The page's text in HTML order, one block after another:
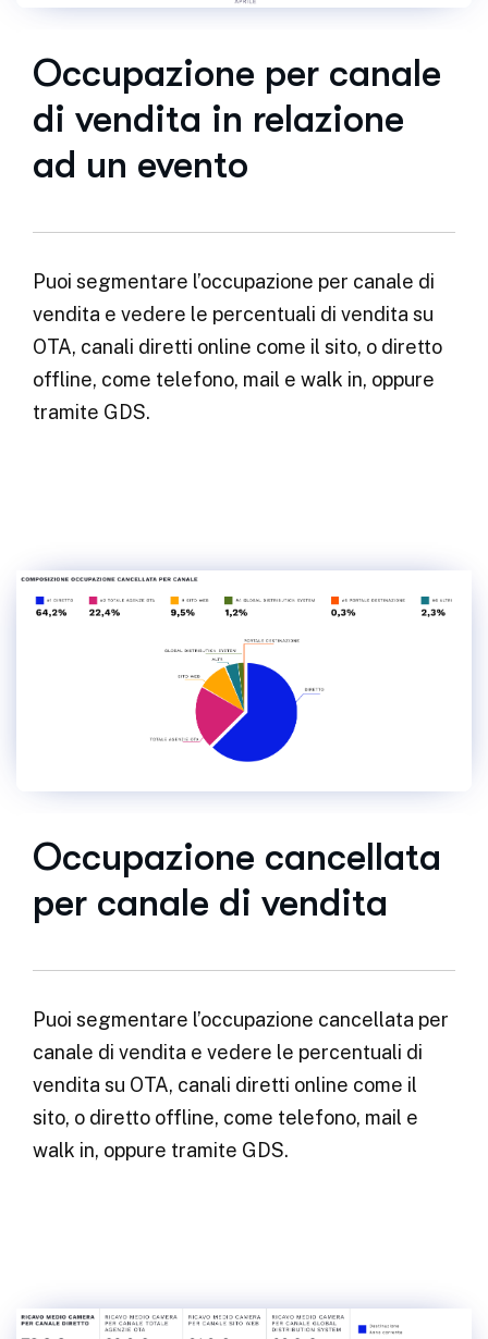
Occupazione per canale
di vendita in relazione
ad un evento
Puoi segmentare l’occupazione per canale di
vendita e vedere le percentuali di vendita su
OTA, canali diretti online come il sito, o diretto
offline, come telefono, mail e walk in, oppure
tramite GDS.
Occupazione cancellata
per canale di vendita
Puoi segmentare l’occupazione cancellata per
canale di vendita e vedere le percentuali di
vendita su OTA, canali diretti online come il
sito, o diretto offline, come telefono, mail e
walk in, oppure tramite GDS.